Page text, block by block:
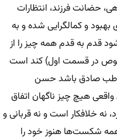
حضانت فرزند، انتظارات
بهبود و کمالگرایی شده و به
قدم به قدم همه چیز را از
در قسمت اول) کند است
صادق باشد حسن
هیچ چیز ناگهان اتفاق
خلافکار است و نه قربانی و
شکست‌ها هنوز خود را